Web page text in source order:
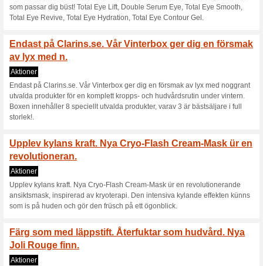
0% det fungerade Aktioner
Fylligare hud på 60
huden mürkbart fylligare,
fetbladsvüxten Kalanchoe
efter 60 sekunder - Nattkrüm
Gratis leverans på
40% det fungerade Aktioner